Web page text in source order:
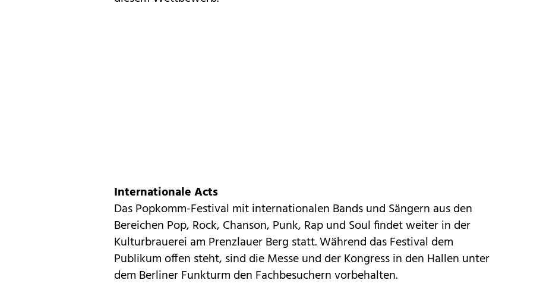
Internationale Acts
Das Popkomm-Festival mit internationalen Bands und Sängern aus den
Bereichen Pop, Rock, Chanson, Punk, Rap und Soul findet weiter in der
Kulturbrauerei am Prenzlauer Berg statt. Während das Festival dem
Publikum offen steht, sind die Messe und der Kongress in den Hallen unter
dem Berliner Funkturm den Fachbesuchern vorbehalten.